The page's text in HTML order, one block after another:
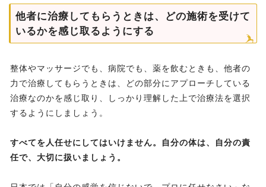
他者に治療してもらうときは、どの施術を受けて
いるかを感じ取るようにする
整体やマッサージでも、病院でも、薬を飲むときも、他者の
力で治療してもらうときは、どの部分にアプローチしている
治療なのかを感じ取り、しっかり理解した上で治療法を選択
するようにしましょう。
すべてを人任せにしてはいけません。自分の体は、自分の責
任で、大切に扱いましょう。